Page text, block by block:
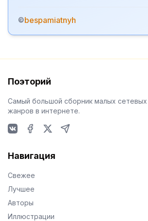
©bespamiatnyh
Поэторий
Самый большой сборник малых сетевых
жанров в интернете.
Навигация
Свежее
Лучшее
Авторы
Иллюстрации